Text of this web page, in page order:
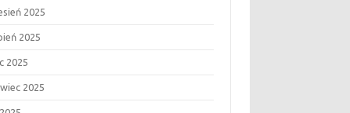
2025
2025
2025
2025